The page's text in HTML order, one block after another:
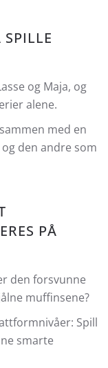
SPILLE
og Maja, og
alene.
med en
den andre som
PÅ
den forsvunne
muffinsene?
Spill
smarte